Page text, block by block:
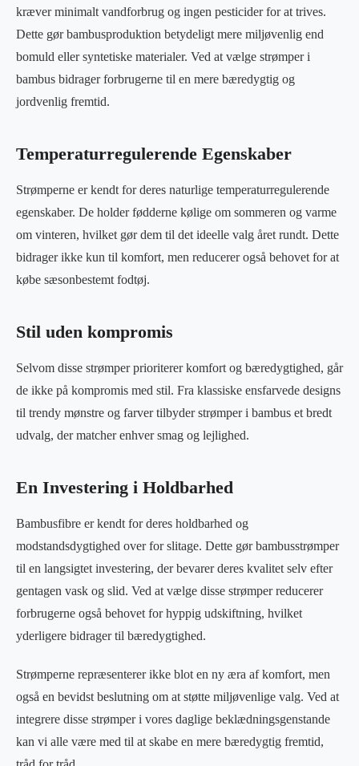
kræver minimalt vandforbrug og ingen pesticider for at trives.
Dette gør bambusproduktion betydeligt mere miljøvenlig end
bomuld eller syntetiske materialer. Ved at vælge strømper i
bambus bidrager forbrugerne til en mere bæredygtig og
jordvenlig fremtid.
Temperaturregulerende Egenskaber
Strømperne er kendt for deres naturlige temperaturregulerende
egenskaber. De holder fødderne kølige om sommeren og varme
om vinteren, hvilket gør dem til det ideelle valg året rundt. Dette
bidrager ikke kun til komfort, men reducerer også behovet for at
købe sæsonbestemt fodtøj.
Stil uden kompromis
Selvom disse strømper prioriterer komfort og bæredygtighed, går
de ikke på kompromis med stil. Fra klassiske ensfarvede designs
til trendy mønstre og farver tilbyder strømper i bambus et bredt
udvalg, der matcher enhver smag og lejlighed.
En Investering i Holdbarhed
Bambusfibre er kendt for deres holdbarhed og
modstandsdygtighed over for slitage. Dette gør bambusstrømper
til en langsigtet investering, der bevarer deres kvalitet selv efter
gentagen vask og slid. Ved at vælge disse strømper reducerer
forbrugerne også behovet for hyppig udskiftning, hvilket
yderligere bidrager til bæredygtighed.
Strømperne repræsenterer ikke blot en ny æra af komfort, men
også en bevidst beslutning om at støtte miljøvenlige valg. Ved at
integrere disse strømper i vores daglige beklædningsgenstande
kan vi alle være med til at skabe en mere bæredygtig fremtid,